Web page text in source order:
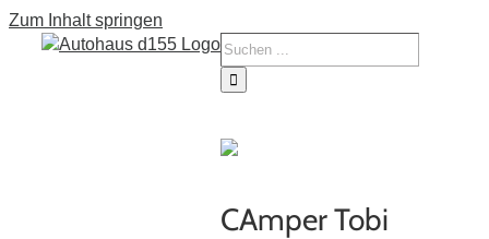
Zum Inhalt springen
CAmper Tobi